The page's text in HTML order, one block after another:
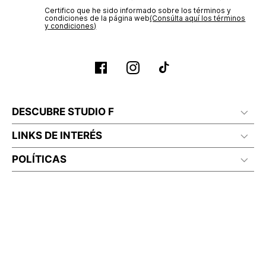
Certifico que he sido informado sobre los términos y
condiciones de la página web‎(Consúlta aquí los términos
y condiciones)
DESCUBRE STUDIO F
LINKS DE INTERÉS
POLÍTICAS